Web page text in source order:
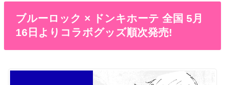
ブルーロック × ドンキホーテ 全国 5月
16日よりコラボグッズ順次発売!